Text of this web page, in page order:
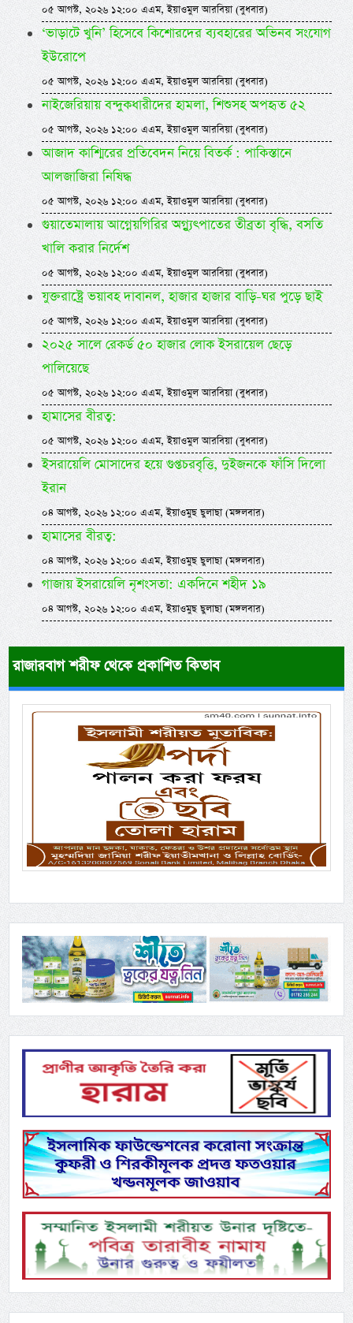
০৫ আগস্ট, ২০২৬ ১২:০০ এএম, ইয়াওমুল আরবিয়া (বুধবার)
‘ভাড়াটে খুনি’ হিসেবে কিশোরদের ব্যবহারের অভিনব সংযোগ
ইউরোপে
০৫ আগস্ট, ২০২৬ ১২:০০ এএম, ইয়াওমুল আরবিয়া (বুধবার)
নাইজেরিয়ায় বন্দুকধারীদের হামলা, শিশুসহ অপহৃত ৫২
০৫ আগস্ট, ২০২৬ ১২:০০ এএম, ইয়াওমুল আরবিয়া (বুধবার)
আজাদ কাশ্মিরের প্রতিবেদন নিয়ে বিতর্ক : পাকিস্তানে
আলজাজিরা নিষিদ্ধ
০৫ আগস্ট, ২০২৬ ১২:০০ এএম, ইয়াওমুল আরবিয়া (বুধবার)
গুয়াতেমালায় আগ্নেয়গিরির অগ্ন্যুৎপাতের তীব্রতা বৃদ্ধি, বসতি
খালি করার নির্দেশ
০৫ আগস্ট, ২০২৬ ১২:০০ এএম, ইয়াওমুল আরবিয়া (বুধবার)
যুক্তরাষ্ট্রে ভয়াবহ দাবানল, হাজার হাজার বাড়ি-ঘর পুড়ে ছাই
০৫ আগস্ট, ২০২৬ ১২:০০ এএম, ইয়াওমুল আরবিয়া (বুধবার)
২০২৫ সালে রেকর্ড ৫০ হাজার লোক ইসরায়েল ছেড়ে
পালিয়েছে
০৫ আগস্ট, ২০২৬ ১২:০০ এএম, ইয়াওমুল আরবিয়া (বুধবার)
হামাসের বীরত্ব:
০৫ আগস্ট, ২০২৬ ১২:০০ এএম, ইয়াওমুল আরবিয়া (বুধবার)
ইসরায়েলি মোসাদের হয়ে গুপ্তচরবৃত্তি, দুইজনকে ফাঁসি দিলো
ইরান
০৪ আগস্ট, ২০২৬ ১২:০০ এএম, ইয়াওমুছ ছুলাছা (মঙ্গলবার)
হামাসের বীরত্ব:
০৪ আগস্ট, ২০২৬ ১২:০০ এএম, ইয়াওমুছ ছুলাছা (মঙ্গলবার)
গাজায় ইসরায়েলি নৃশংসতা: একদিনে শহীদ ১৯
০৪ আগস্ট, ২০২৬ ১২:০০ এএম, ইয়াওমুছ ছুলাছা (মঙ্গলবার)
রাজারবাগ শরীফ থেকে প্রকাশিত কিতাব